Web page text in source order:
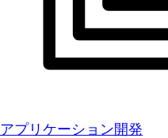
アプリケーション開発